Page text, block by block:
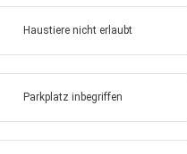
Haustiere nicht erlaubt
Parkplatz inbegriffen